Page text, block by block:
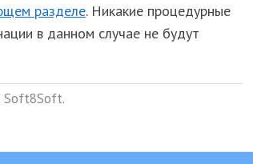
разделе. Никакие процедурные
в данном случае не будут
Soft8Soft.